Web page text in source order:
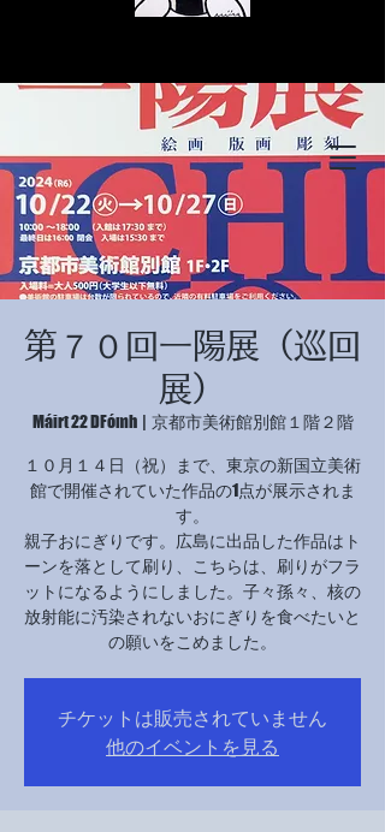
© Copyright
第７０回一陽展（巡回
展）
Máirt 22 DFómh
  |
京都市美術館別館１階２階
１０月１４日（祝）まで、東京の新国立美術
館で開催されていた作品の1点が展示されま
す。
親子おにぎりです。広島に出品した作品はト
ーンを落として刷り、こちらは、刷りがフラ
ットになるようにしました。子々孫々、核の
放射能に汚染されないおにぎりを食べたいと
の願いをこめました。
チケットは販売されていません
他のイベントを見る